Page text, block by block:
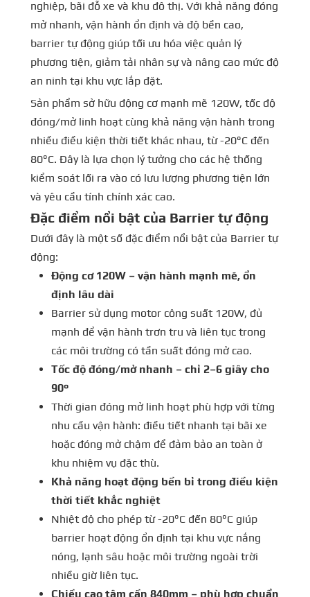
nghiệp, bãi đỗ xe và khu đô thị. Với khả năng đóng
mở nhanh, vận hành ổn định và độ bền cao,
barrier tự động giúp tối ưu hóa việc quản lý
phương tiện, giảm tải nhân sự và nâng cao mức độ
an ninh tại khu vực lắp đặt.
Sản phẩm sở hữu động cơ mạnh mẽ 120W, tốc độ
đóng/mở linh hoạt cùng khả năng vận hành trong
nhiều điều kiện thời tiết khác nhau, từ -20°C đến
80°C. Đây là lựa chọn lý tưởng cho các hệ thống
kiểm soát lối ra vào có lưu lượng phương tiện lớn
và yêu cầu tính chính xác cao.
Đặc điểm nổi bật của Barrier tự động
Dưới đây là một số đặc điểm nổi bật của Barrier tự
động:
Động cơ 120W – vận hành mạnh mẽ, ổn
định lâu dài
Barrier sử dụng motor công suất 120W, đủ
mạnh để vận hành trơn tru và liên tục trong
các môi trường có tần suất đóng mở cao.
Tốc độ đóng/mở nhanh – chỉ 2–6 giây cho
90°
Thời gian đóng mở linh hoạt phù hợp với từng
nhu cầu vận hành: điều tiết nhanh tại bãi xe
hoặc đóng mở chậm để đảm bảo an toàn ở
khu nhiệm vụ đặc thù.
Khả năng hoạt động bền bỉ trong điều kiện
thời tiết khắc nghiệt
Nhiệt độ cho phép từ -20°C đến 80°C giúp
barrier hoạt động ổn định tại khu vực nắng
nóng, lạnh sâu hoặc môi trường ngoài trời
nhiều giờ liên tục.
Chiều cao tâm cần 840mm – phù hợp chuẩn